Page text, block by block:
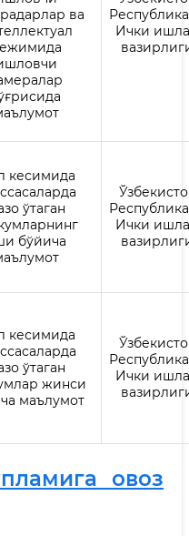
ва
Ички
кесимида
ўтаган
бўйича
Ички
кесимида
ўтаган
жинси
маълумот
Ички
овоз